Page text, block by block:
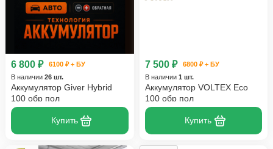
6 800 ₽
6100 ₽ + БУ
В наличии 26 шт.
Аккумулятор Giver Hybrid
100 обр пол
Купить
7 500 ₽
6800 ₽ + БУ
В наличии 1 шт.
Аккумулятор VOLTEX Eco
100 обр пол
Купить